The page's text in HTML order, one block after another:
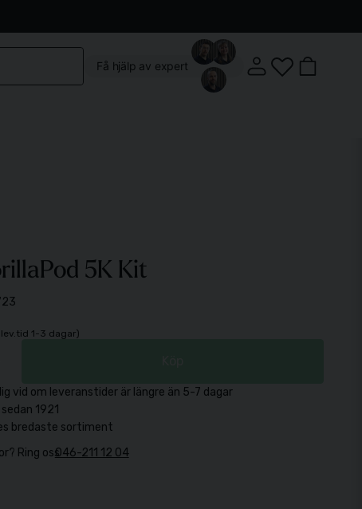
Få hjälp av expert
Mån-Fre: 10:00 - 18:00
5K Kit
1-3 dagar)
vid om leveranstider är längre än 5-7 dagar
1921
bredaste sortiment
Ring oss046-211 12 04